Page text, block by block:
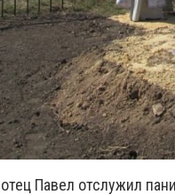
Павел отслужил